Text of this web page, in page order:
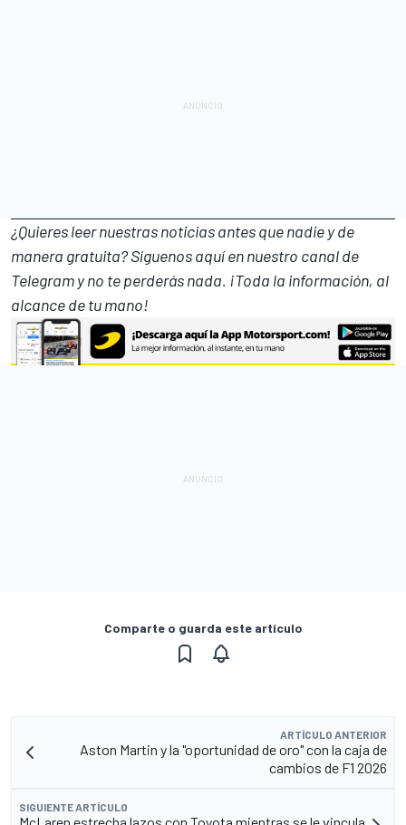
¿Quieres leer nuestras noticias antes que nadie y de
manera gratuita? Síguenosaquí en nuestro canal de
Telegramy no te perderás nada. ¡Toda la información, al
alcance de tu mano!
Comparte o guarda este artículo
ARTÍCULO ANTERIOR
Aston Martin y la "oportunidad de oro" con la caja de
cambios de F1 2026
SIGUIENTE ARTÍCULO